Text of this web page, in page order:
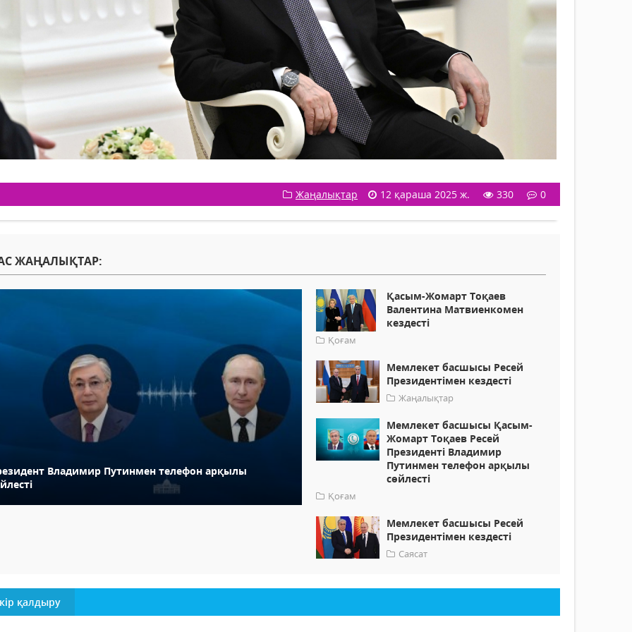
Жаңалықтар 12 қараша 2025 ж. 330 0
ЖАҢАЛЫҚТАР:
Владимир Путинмен телефон арқылы
Қасым-Жомарт Тоқаев
Валентина Матвиенкомен
кездесті
Қоғам
Мемлекет басшысы Ресей
Президентімен кездесті
Жаңалықтар
Мемлекет басшысы Қасым-
Жомарт Тоқаев Ресей
Президенті Владимир
Путинмен телефон арқылы
сөйлесті
Қоғам
Мемлекет басшысы Ресей
Президентімен кездесті
Саясат
қалдыру